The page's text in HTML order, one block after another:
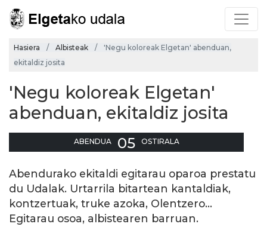
Hasiera Albisteak
'Negu koloreak Elgetan' abenduan,
ekitaldiz josita
'Negu koloreak Elgetan'
abenduan, ekitaldiz josita
ABENDUA 05 OSTIRALA
Abendurako ekitaldi egitarau oparoa prestatu
du Udalak. Urtarrila bitartean kantaldiak,
kontzertuak, truke azoka, Olentzero...
Egitarau osoa, albistearen barruan.